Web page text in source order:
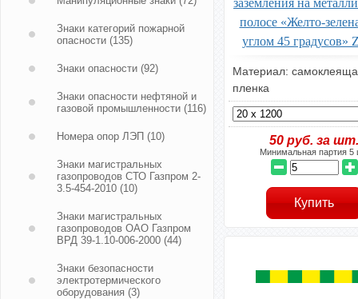
заземления на
полосе «Желто-
углом 45 градусов»
Материал:
пленка
50 руб. за шт.
Минимальная партия 5
Знаки категорий пожарной
опасности (135)
Знаки опасности (92)
Знаки опасности нефтяной и
газовой промышленности (116)
Номера опор ЛЭП (10)
Знаки магистральных
газопроводов СТО Газпром 2-
3.5-454-2010 (10)
Знаки магистральных
газопроводов ОАО Газпром
ВРД 39-1.10-006-2000 (44)
Знаки безопасности
электротермического
оборудования (3)